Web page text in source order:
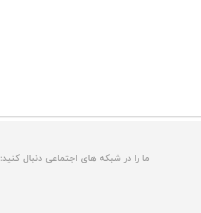
ما را در شبکه های اجتماعی دنبال کنید: